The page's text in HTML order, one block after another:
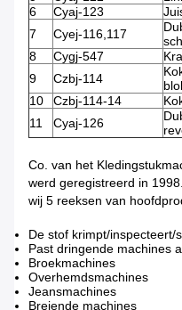
6
Cyaj-123
7
Cyej-116,117
8
Cygj-547
9
Czbj-114
10
Czbj-114-14
11
Cyaj-126
Co. van het
werd geregistreerd in
wij 5 reeksen van
De stof krimpt/inspecteert/
Past dringende machines
Broekmachines
Overhemdsmachines
Jeansmachines
Breiende machines